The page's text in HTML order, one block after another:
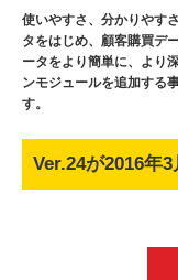
使いやすさ、分かりやす
タをはじめ、顧客購買デ
ータをより簡単に、より
ンモジュールを追加する
す。
Ver.24が2016年3